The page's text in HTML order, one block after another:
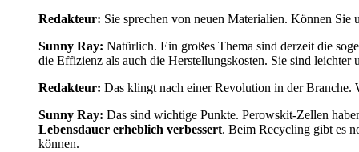
Redakteur: Sie sprechen von neuen Materialien. Können Sie
Sunny Ray: Natürlich. Ein großes Thema sind derzeit die
die Effizienz als auch die Herstellungskosten. Sie sind
Redakteur: Das klingt nach einer Revolution in der Branche.
Sunny Ray: Das sind wichtige Punkte. Perowskit-Zellen
Lebensdauer erheblich verbessert. Beim Recycling gibt es
können.